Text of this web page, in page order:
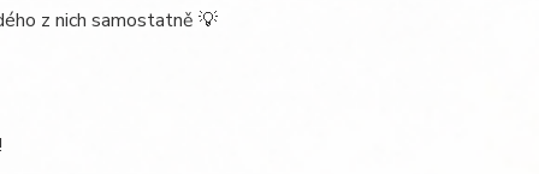
z nich samostatně 💡